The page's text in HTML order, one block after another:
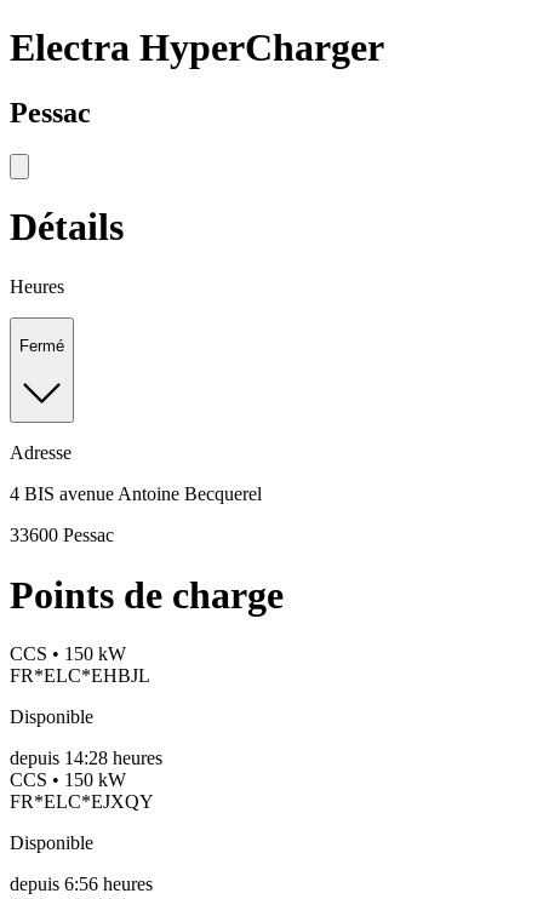
Electra HyperCharger
Pessac
Détails
Heures
Fermé
Adresse
4 BIS avenue Antoine Becquerel
33600 Pessac
Points de charge
CCS • 150 kW
FR*ELC*EHBJL
Disponible
depuis 14:28 heures
CCS • 150 kW
FR*ELC*EJXQY
Disponible
depuis 6:56 heures